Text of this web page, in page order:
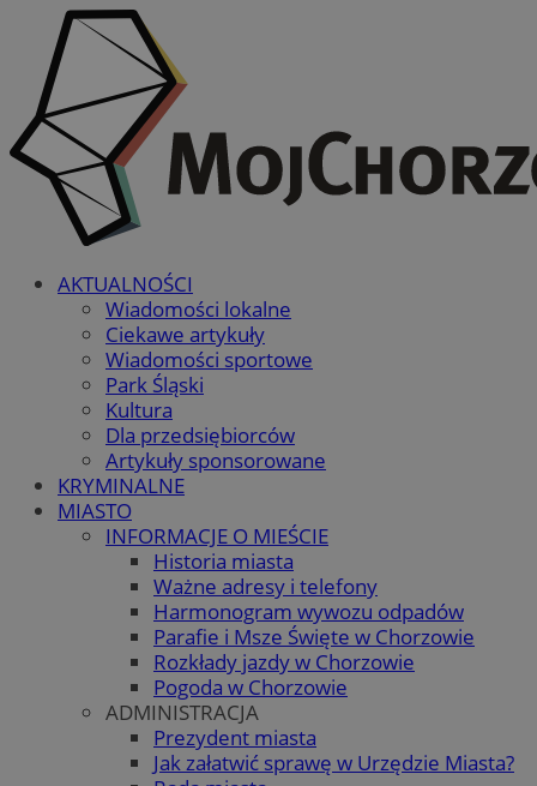
AKTUALNOŚCI
Wiadomości lokalne
Ciekawe artykuły
Wiadomości sportowe
Park Śląski
Kultura
Dla przedsiębiorców
Artykuły sponsorowane
KRYMINALNE
MIASTO
INFORMACJE O MIEŚCIE
Historia miasta
Ważne adresy i telefony
Harmonogram wywozu odpadów
Parafie i Msze Święte w Chorzowie
Rozkłady jazdy w Chorzowie
Pogoda w Chorzowie
ADMINISTRACJA
Prezydent miasta
Jak załatwić sprawę w Urzędzie Miasta?